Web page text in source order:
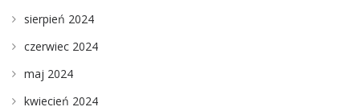
sierpień 2024
czerwiec 2024
maj 2024
kwiecień 2024